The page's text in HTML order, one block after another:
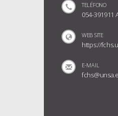
TELÉFONO
054-391911
WEB SITE
https://
E-MAIL